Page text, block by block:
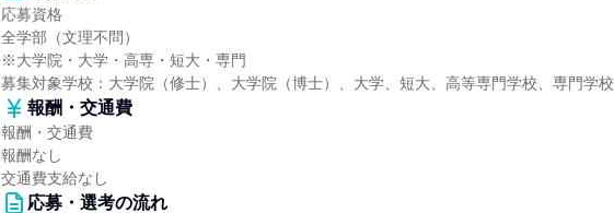
応募資格
全学部（文理不問）
※大学院・大学・高専・短大・専門
募集対象学校：大学院（修士）、大学院（博士）、大学、短大、高等専門学校、専門学校
報酬・交通費
報酬・交通費
報酬なし
交通費支給なし
応募・選考の流れ